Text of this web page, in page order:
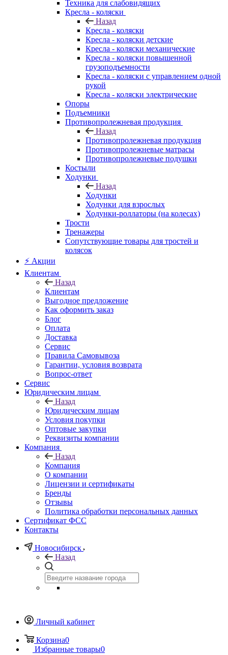
Техника для слабовидящих
Кресла - коляски
Назад
Кресла - коляски
Кресла - коляски детские
Кресла - коляски механические
Кресла - коляски повышенной
грузоподъемности
Кресла - коляски с управлением одной
рукой
Кресла - коляски электрические
Опоры
Подъемники
Противопролежневая продукция
Назад
Противопролежневая продукция
Противопролежневые матрасы
Противопролежневые подушки
Костыли
Ходунки
Назад
Ходунки
Ходунки для взрослых
Ходунки-роллаторы (на колесах)
Трости
Тренажеры
Сопутствующие товары для тростей и
колясок
⚡ Акции
Клиентам
Назад
Клиентам
Выгодное предложение
Как оформить заказ
Блог
Оплата
Доставка
Сервис
Правила Самовывоза
Гарантии, условия возврата
Вопрос-ответ
Сервис
Юридическим лицам
Назад
Юридическим лицам
Условия покупки
Оптовые закупки
Реквизиты компании
Компания
Назад
Компания
О компании
Лицензии и сертификаты
Бренды
Отзывы
Политика обработки персональных данных
Сертификат ФСС
Контакты
Новосибирск
Назад
Личный кабинет
Корзина0
Избранные товары0